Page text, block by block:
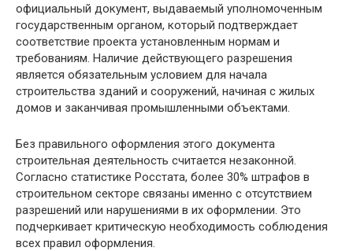
официальный документ, выдаваемый уполномоченным
государственным органом, который подтверждает
соответствие проекта установленным нормам и
требованиям. Наличие действующего разрешения
является обязательным условием для начала
строительства зданий и сооружений, начиная с жилых
домов и заканчивая промышленными объектами.
Без правильного оформления этого документа
строительная деятельность считается незаконной.
Согласно статистике Росстата, более 30% штрафов в
строительном секторе связаны именно с отсутствием
разрешений или нарушениями в их оформлении. Это
подчеркивает критическую необходимость соблюдения
всех правил оформления.